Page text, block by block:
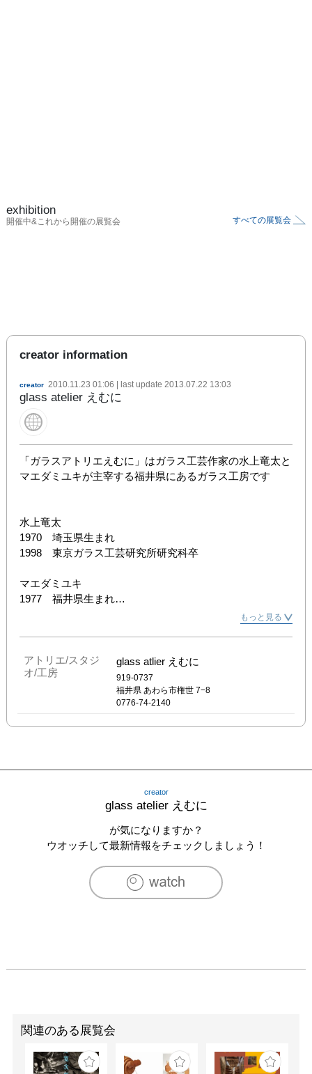
exhibition
開催中&これから開催の展覧会 すべての展覧会
creator information
creator 2010.11.23 01:06 | last update 2013.07.22 13:03
glass atelier えむに
「ガラスアトリエえむに」はガラス工芸作家の水上竜太と
マエダミユキが主宰する福井県にあるガラス工房です
水上竜太
1970　埼玉県生まれ
1998　東京ガラス工芸研究所研究科卒
マエダミユキ
1977　福井県生まれ
2003-2011　各地で個展、企画展参加　多数
2012　企画展「酒器展」(静岡・磐田市新造形創造館)
催事企画「ジャパンクラフトフェア」(新潟・
京・酢飯屋水道ギャラリー)
個展　「えむにのかたち〜【灯器】アカリ
キ〜」(福井・geckocafe)
催事企画　イベント展示　(新潟・新潟伊勢丹)
個展　「日々の器」(石川・ギャラリーノア)
企画展「珈琲さんぽの硝子展」(奈良・珈琲さ
福井県坂井市春江町に工房を移転
細事企画　イベント展示(大阪・高島屋)
企画展「豊増一雄Xglass atelier えむに展」(東
もっと見る
アトリエ/スタジ
オ/工房
glass atlier えむに
919-0737
福井県 あわら市権世 7−8
0776-74-2140
creator
glass atelier えむに
が気になりますか？
ウオッチして最新情報をチェックしましょう！
関連のある展覧会